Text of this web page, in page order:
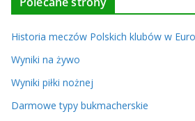
Historia meczów Polskich klubów w
Wyniki na żywo
Wyniki piłki nożnej
Darmowe typy bukmacherskie